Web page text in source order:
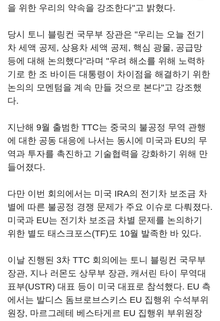
을 위한 우리의 약속을 강조한다"고 밝혔다.
당시 토니 블링컨 국무부 장관은 "우리는 오늘 전기
차 세액 공제, 상용차 세액 공제, 핵심 광물, 공급망
등에 대해 논의했다"라며 "우려 해소를 위해 노력하
기로 한 조 바이든 대통령이 차이점을 해결하기 위한
논의의 모멘텀을 계속 만들 것으로 본다"고 강조했
다.
지난해 9월 출범한 TTC는 중국의 불공정 무역 관행
에 대한 공동 대응에 나서는 동시에 미국과 EU의 무
역과 투자를 촉진하고 기술협력을 강화하기 위해 만
들어졌다.
다만 이번 회의에서는 미국 IRA의 전기차 보조금 차
별에 따른 불공정 경쟁 문제가 주요 이슈로 다뤄졌다.
미국과 EU는 전기차 보조금 차별 문제를 논의하기
위한 별도 태스크포스(TF)도 10월 발족한 바 있다.
이날 진행된 3차 TTC 회의에는 토니 블링컨 국무부
장관, 지나 러몬도 상무부 장관, 캐서린 타이 무역대
표부(USTR) 대표 등이 미국 대표로 참석했다. EU 측
에서는 발디스 돔브로브스키스 EU 집행위 수석부위
원장, 마르그레테 베스타게르 EU 집행위 부위원장